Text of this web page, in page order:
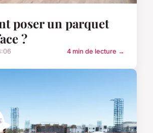
poser un parquet
?
4 min de lecture →